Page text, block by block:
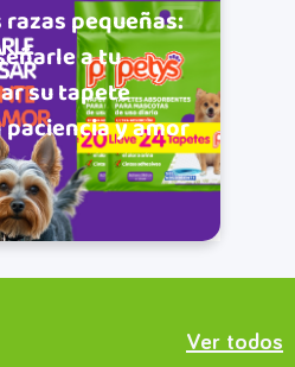
pequeñas:
a tu
su tapete
y amor
Ver todos